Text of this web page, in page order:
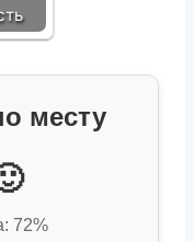
месту
72%